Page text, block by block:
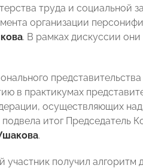
труда и социальной
организации
. В рамках дискуссии
в практикумах
осуществляющих
подвела итог
.
получил